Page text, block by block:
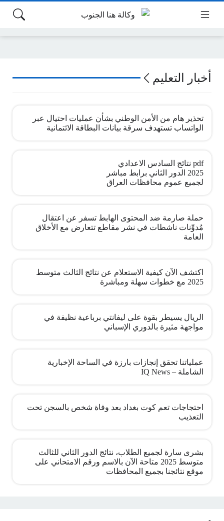
أخبار التعليم
تحذير هام من الأمن الوطني بشأن عمليات احتيال عبر
الواتساب تستهدف سرقة بيانات البطاقة الائتمانية
pdf نتائج السادس الاعدادي
2025 الدور الثاني برابط مباشر
لجميع عموم محافظات العراق
حملة صارمة ضد المحتوى الهابط تسفر عن اعتقال
مُدوِّنات ناشطات في نشر مقاطع تتعارض مع الأخلاق
العامة
اكتشف الآن كيفية الاستعلام عن نتائج الثالث متوسط
2025 مع خطوات سهلة ومباشرة
الريال يسيطر بقوة على ليفانتي برباعية نظيفة في
مواجهة مثيرة بالدوري الإسباني
عملياتنا تحقق إنجازات بارزة في الساحة الإخبارية
الشاملة – IQ News
احتجاجات تعم كوت بغداد بعد وفاة شخص بالسجن تحت
التعذيب
بشرى سارة لجميع الطلاب، نتائج الدور الثاني للثالث
متوسط 2025 متاحة الآن بالاسم ورقم الامتحاني على
موقع نتائجنا بجميع المحافظات